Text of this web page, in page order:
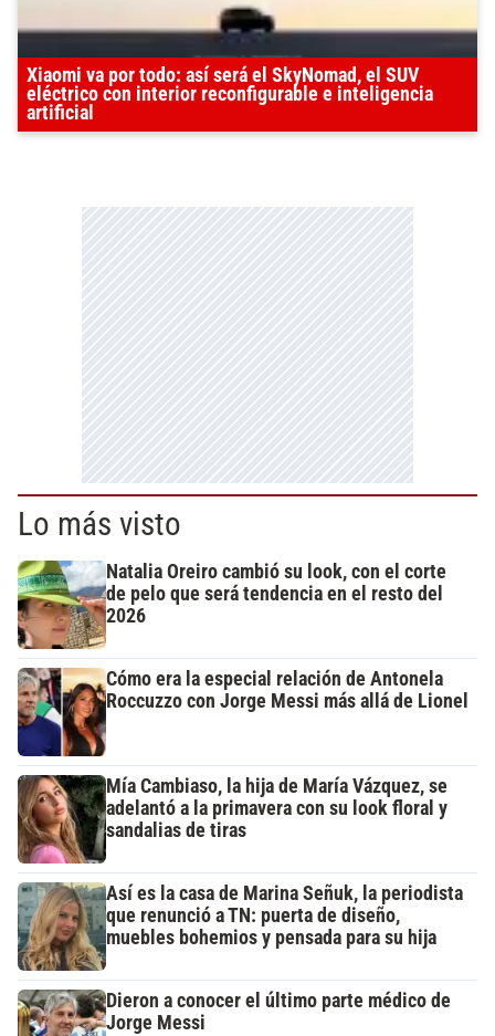
Xiaomi va por todo: así será el SkyNomad, el SUV
eléctrico con interior reconfigurable e inteligencia
artificial
Lo más visto
Natalia Oreiro cambió su look, con el corte
de pelo que será tendencia en el resto del
2026
Cómo era la especial relación de Antonela
Roccuzzo con Jorge Messi más allá de Lionel
Mía Cambiaso, la hija de María Vázquez, se
adelantó a la primavera con su look floral y
sandalias de tiras
Así es la casa de Marina Señuk, la periodista
que renunció a TN: puerta de diseño,
muebles bohemios y pensada para su hija
Dieron a conocer el último parte médico de
Jorge Messi